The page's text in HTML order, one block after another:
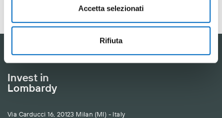
Accetta selezionati
Rifiuta
Invest in
Lombardy
Via Carducci 16, 20123 Milan (MI) - Italy